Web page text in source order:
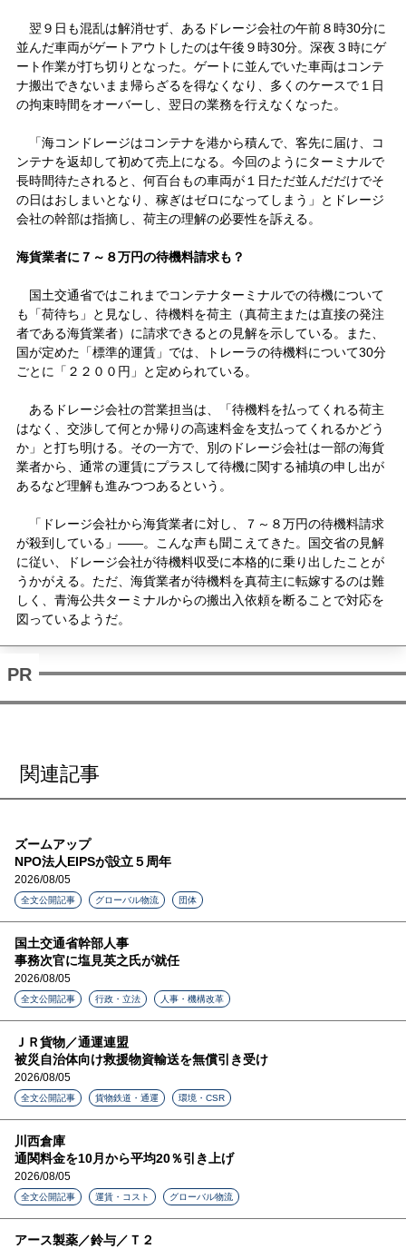
翌９日も混乱は解消せず、あるドレージ会社の午前８時30分に
並んだ車両がゲートアウトしたのは午後９時30分。深夜３時にゲ
ート作業が打ち切りとなった。ゲートに並んでいた車両はコンテ
ナ搬出できないまま帰らざるを得なくなり、多くのケースで１日
の拘束時間をオーバーし、翌日の業務を行えなくなった。
「海コンドレージはコンテナを港から積んで、客先に届け、コ
ンテナを返却して初めて売上になる。今回のようにターミナルで
長時間待たされると、何百台もの車両が１日ただ並んだだけでそ
の日はおしまいとなり、稼ぎはゼロになってしまう」とドレージ
会社の幹部は指摘し、荷主の理解の必要性を訴える。
海貨業者に７～８万円の待機料請求も？
国土交通省ではこれまでコンテナターミナルでの待機について
も「荷待ち」と見なし、待機料を荷主（真荷主または直接の発注
者である海貨業者）に請求できるとの見解を示している。また、
国が定めた「標準的運賃」では、トレーラの待機料について30分
ごとに「２２００円」と定められている。
あるドレージ会社の営業担当は、「待機料を払ってくれる荷主
はなく、交渉して何とか帰りの高速料金を支払ってくれるかどう
か」と打ち明ける。その一方で、別のドレージ会社は一部の海貨
業者から、通常の運賃にプラスして待機に関する補填の申し出が
あるなど理解も進みつつあるという。
「ドレージ会社から海貨業者に対し、７～８万円の待機料請求
が殺到している」――。こんな声も聞こえてきた。国交省の見解
に従い、ドレージ会社が待機料収受に本格的に乗り出したことが
うかがえる。ただ、海貨業者が待機料を真荷主に転嫁するのは難
しく、青海公共ターミナルからの搬出入依頼を断ることで対応を
図っているようだ。
関連記事
ズームアップ
NPO法人EIPSが設立５周年
2026/08/05
全文公開記事 グローバル物流 団体
国土交通省幹部人事
事務次官に塩見英之氏が就任
2026/08/05
全文公開記事 行政・立法 人事・機構改革
ＪＲ貨物／通運連盟
被災自治体向け救援物資輸送を無償引き受け
2026/08/05
全文公開記事 貨物鉄道・通運 環境・CSR
川西倉庫
通関料金を10月から平均20％引き上げ
2026/08/05
全文公開記事 運賃・コスト グローバル物流
アース製薬／鈴与／Ｔ２